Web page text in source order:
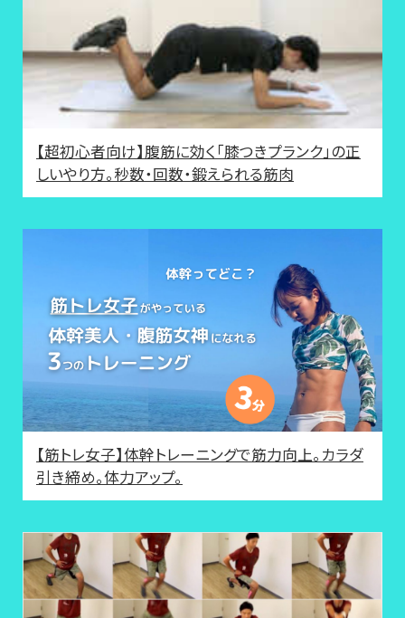
【超初心者向け】腹筋に効く「膝つきプランク」の正
しいやり方。秒数・回数・鍛えられる筋肉
【筋トレ女子】体幹トレーニングで筋力向上。カラダ
引き締め。体力アップ。